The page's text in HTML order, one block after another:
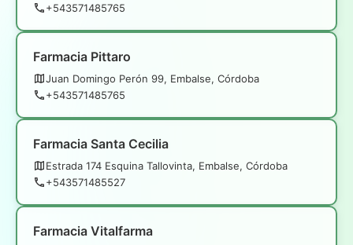
+543571485765
Farmacia Pittaro
Juan Domingo Perón 99, Embalse, Córdoba
+543571485765
Farmacia Santa Cecilia
Estrada 174 Esquina Tallovinta, Embalse, Córdoba
+543571485527
Farmacia Vitalfarma